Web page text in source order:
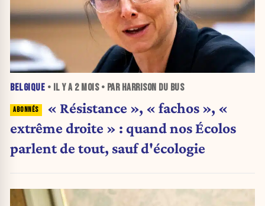
BELGIQUE • IL Y A 2 MOIS• PAR HARRISON DU BUS
« Résistance », « fachos », «
extrême droite » : quand nos Écolos
parlent de tout, sauf d'écologie